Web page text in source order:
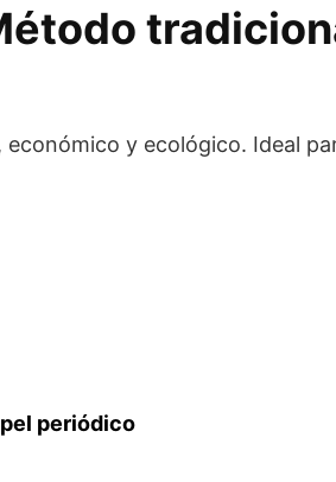
y ecológico. Ideal
periódico